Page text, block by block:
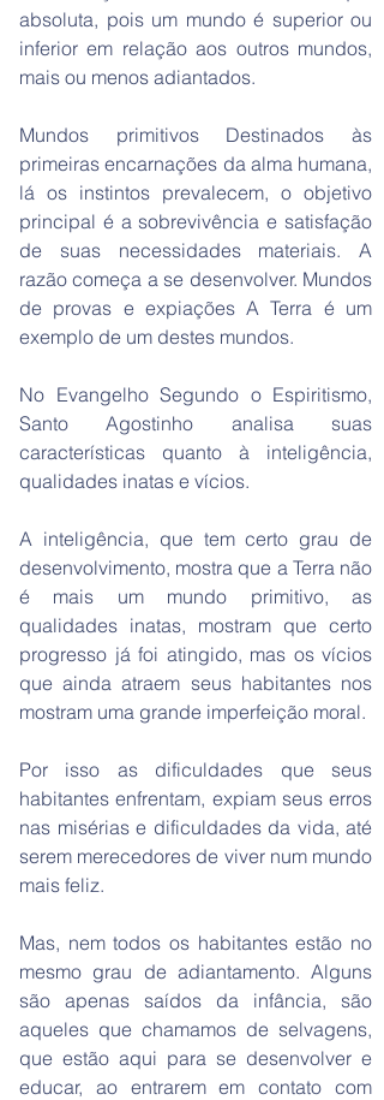
absoluta, pois um mundo é superior ou
inferior em relação aos outros mundos,
mais ou menos adiantados.
Mundos primitivos Destinados às
primeiras encarnações da alma humana,
lá os instintos prevalecem, o objetivo
principal é a sobrevivência e satisfação
de suas necessidades materiais. A
razão começa a se desenvolver. Mundos
de provas e expiações A Terra é um
exemplo de um destes mundos.
No Evangelho Segundo o Espiritismo,
Santo Agostinho analisa suas
características quanto à inteligência,
qualidades inatas e vícios.
A inteligência, que tem certo grau de
desenvolvimento, mostra que a Terra não
é mais um mundo primitivo, as
qualidades inatas, mostram que certo
progresso já foi atingido, mas os vícios
que ainda atraem seus habitantes nos
mostram uma grande imperfeição moral.
Por isso as dificuldades que seus
habitantes enfrentam, expiam seus erros
nas misérias e dificuldades da vida, até
serem merecedores de viver num mundo
mais feliz.
Mas, nem todos os habitantes estão no
mesmo grau de adiantamento. Alguns
são apenas saídos da infância, são
aqueles que chamamos de selvagens,
que estão aqui para se desenvolver e
educar, ao entrarem em contato com